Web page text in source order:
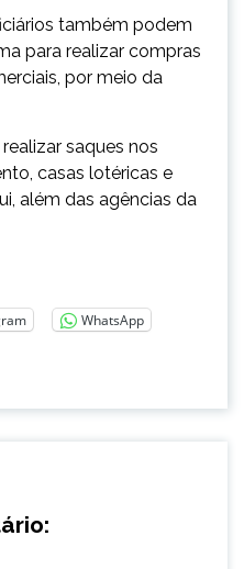
também podem
para realizar compras
por meio da
saques nos
casas lotéricas e
além das agências da
WhatsApp